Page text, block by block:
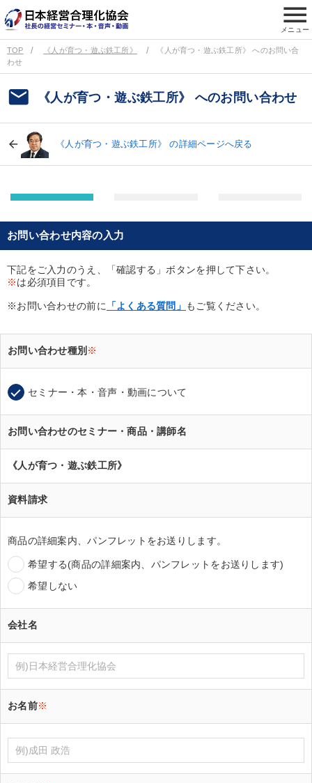
menu
メニュー
TOP 《人が育つ・遊ぶ鉄工所》
《人が育つ・遊ぶ鉄工所》 へのお問い合
わせ
email 《人が育つ・遊ぶ鉄工所》 へのお問い合わせ
《人が育つ・遊ぶ鉄工所》 の詳細ページへ戻る
お問い合わせ内容の入力
下記をご入力のうえ、「確認する」ボタンを押して下さい。
※は必須項目です。
※お問い合わせの前に 「よくある質問」 もご覧ください。
お問い合わせ種別 ※
セミナー・本・音声・動画について
お問い合わせのセミナー・商品・講師名
《人が育つ・遊ぶ鉄工所》
資料請求
商品の詳細案内、パンフレットをお送りします。
希望する(商品の詳細案内、パンフレットをお送りします)
希望しない
会社名
お名前※